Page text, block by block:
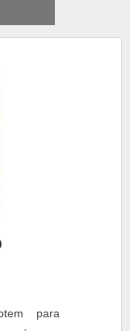
para